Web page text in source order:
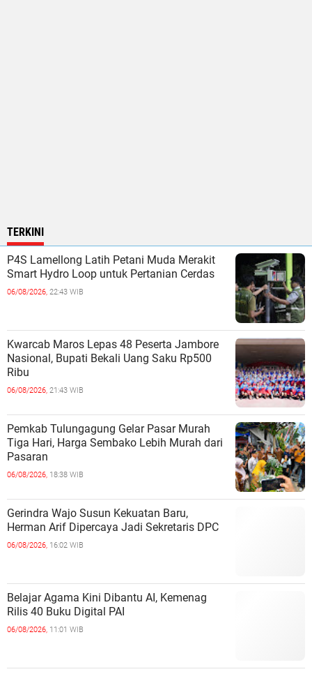
TERKINI
P4S Lamellong Latih Petani Muda Merakit
Smart Hydro Loop untuk Pertanian Cerdas
06/08/2026, 22:43 WIB
Kwarcab Maros Lepas 48 Peserta Jambore
Nasional, Bupati Bekali Uang Saku Rp500
Ribu
06/08/2026, 21:43 WIB
Pemkab Tulungagung Gelar Pasar Murah
Tiga Hari, Harga Sembako Lebih Murah dari
Pasaran
06/08/2026, 18:38 WIB
Gerindra Wajo Susun Kekuatan Baru,
Herman Arif Dipercaya Jadi Sekretaris DPC
06/08/2026, 16:02 WIB
Belajar Agama Kini Dibantu AI, Kemenag
Rilis 40 Buku Digital PAI
06/08/2026, 11:01 WIB